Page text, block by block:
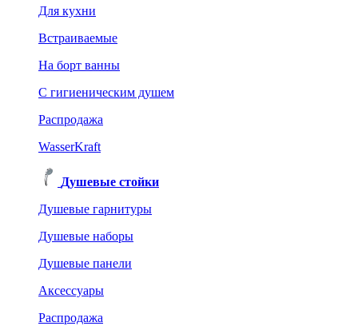
Для кухни
Встраиваемые
На борт ванны
C гигиеническим душем
Распродажа
WasserKraft
Душевые стойки
Душевые гарнитуры
Душевые наборы
Душевые панели
Аксессуары
Распродажа